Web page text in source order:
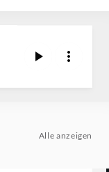
Alle anzeigen